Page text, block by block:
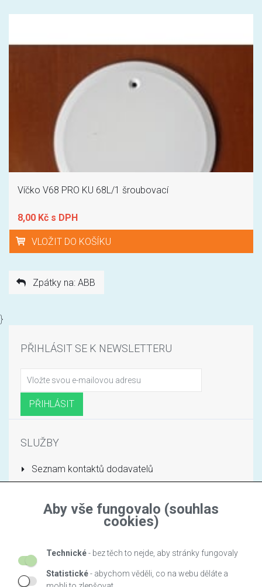
Aby vše fungovalo (souhlas
cookies)
Technické- bez těch to nejde, aby stránky fungovaly
Statistické- abychom věděli, co na webu děláte a
Víčko V68 PRO KU 68L/1 šroubovací
8,00 Kč s DPH
VLOŽIT DO KOŠÍKU
Zpátky na: ABB
}
PŘIHLÁSIT SE K NEWSLETTERU
SLUŽBY
Seznam kontaktů dodavatelů
INFORMACE
Nejprodávanejší
Výrobci